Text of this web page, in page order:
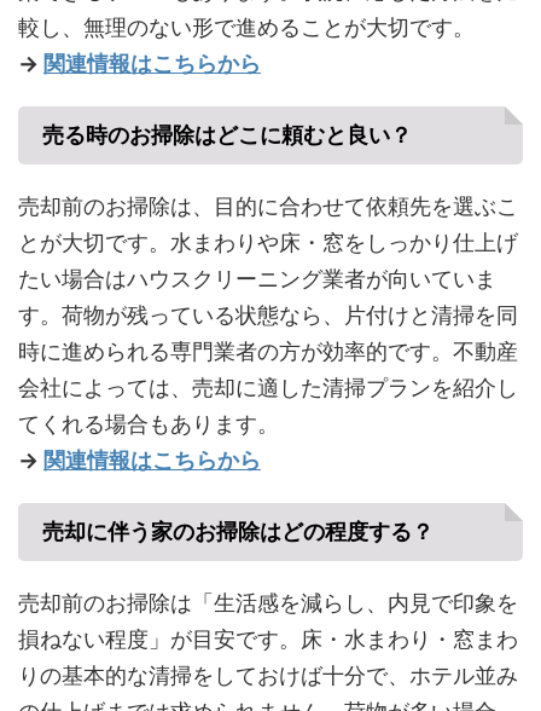
較し、無理のない形で進めることが大切です。
→ 関連情報はこちらから
売る時のお掃除はどこに頼むと良い？
売却前のお掃除は、目的に合わせて依頼先を選ぶこ
とが大切です。水まわりや床・窓をしっかり仕上げ
たい場合はハウスクリーニング業者が向いていま
す。荷物が残っている状態なら、片付けと清掃を同
時に進められる専門業者の方が効率的です。不動産
会社によっては、売却に適した清掃プランを紹介し
てくれる場合もあります。
→ 関連情報はこちらから
売却に伴う家のお掃除はどの程度する？
売却前のお掃除は「生活感を減らし、内見で印象を
損ねない程度」が目安です。床・水まわり・窓まわ
りの基本的な清掃をしておけば十分で、ホテル並み